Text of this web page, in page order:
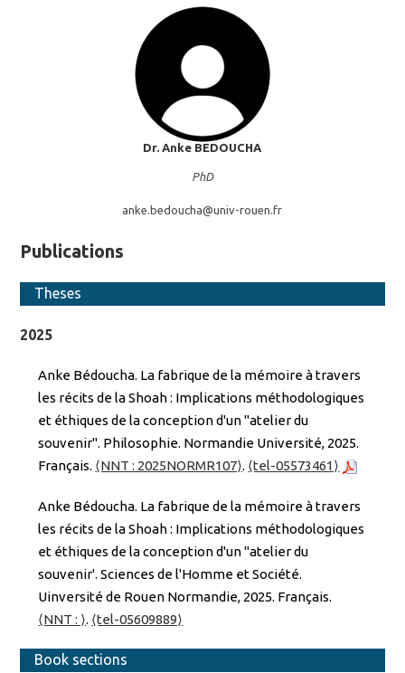
Dr. Anke BEDOUCHA
PhD
anke.bedoucha@univ-rouen.fr
Publications
Theses
2025
Anke Bédoucha. La fabrique de la mémoire à travers
les récits de la Shοah : Implications méthodologiques
et éthiques de la conception d'un "atelier du
souvenir". Philosophie. Normandie Université, 2025.
Français. ⟨NNT : 2025NORMR107⟩. ⟨tel-05573461⟩
Anke Bédoucha. La fabrique de la mémoire à travers
les récits de la Shοah : Implications méthodologiques
et éthiques de la conception d'un ''atelier du
souvenir'. Sciences de l'Homme et Société.
Uinversité de Rouen Normandie, 2025. Français.
⟨NNT : ⟩. ⟨tel-05609889⟩
Book sections